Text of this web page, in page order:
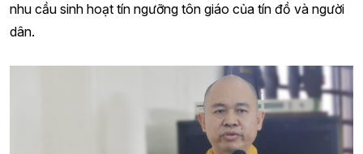
nhu cầu sinh hoạt tín ngưỡng tôn giáo của tín đồ và người
dân.